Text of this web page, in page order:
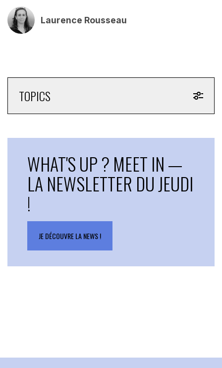
Laurence Rousseau
TOPICS
WHAT'S UP ? MEET IN —
LA NEWSLETTER DU JEUDI
!
JE DÉCOUVRE LA NEWS !